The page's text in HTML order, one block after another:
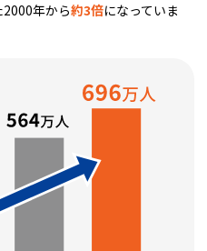
年から約3倍になっていま